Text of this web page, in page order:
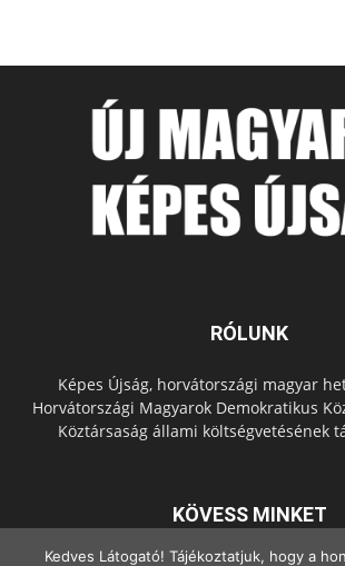
RÓLUNK
Képes Újság, horvátországi magyar
Horvátországi Magyarok Demokratikus
Köztársaság állami költségvetésének
KÖVESS MINKET
Kedves Látogató! Tájékoztatjuk, hogy a